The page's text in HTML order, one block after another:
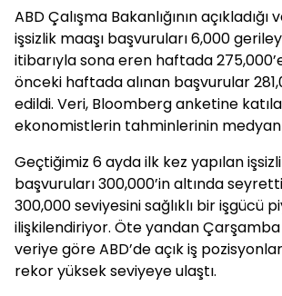
ABD Çalışma Bakanlığının
işsizlik maaşı başvuruları 6,000
itibarıyla sona eren haftada
önceki haftada alınan başvurular
edildi. Veri, Bloomberg anketine
ekonomistlerin tahminlerinin
Geçtiğimiz 6 ayda ilk kez yapılan
başvuruları 300,000’in altında
300,000 seviyesini sağlıklı bir işgücü
ilişkilendiriyor. Öte yandan Çarşamba
veriye göre ABD’de açık iş
rekor yüksek seviyeye ulaştı.